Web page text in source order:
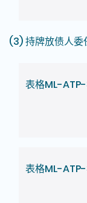
(3) 持牌放债人委
表格ML-
表格ML-